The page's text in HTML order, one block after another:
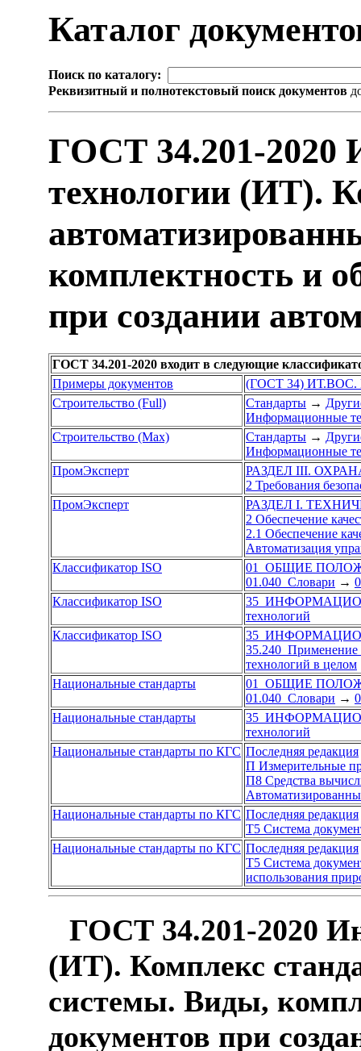
Каталог
Поиск по каталогу:
Реквизитный и полнотекстовый поиск документов
ГОСТ 34.201-2020
технологии (ИТ).
комплектность и
при создании
ГОСТ 34.201-2020 входит в следующие
Примеры документов
(ГОСТ 34) ИТ.ВОС.
Строительство (Full)
Стандарты →
Информационные
Строительство (Max)
Стандарты →
Информационные
ПромЭксперт
РАЗДЕЛ III.
2 Требования
ПромЭксперт
РАЗДЕЛ I.
2 Обеспечение
2.1 Обеспечение
Автоматизация
Классификатор ISO
01 ОБЩИЕ
01.040 Словари →
Классификатор ISO
35
технологий
Классификатор ISO
35
35.240 Применение
технологий в целом
Национальные стандарты
01 ОБЩИЕ
01.040 Словари →
Национальные стандарты
35
технологий
Национальные стандарты по КГС Последняя редакция
П Измерительные
П8 Средства
Национальные стандарты по КГС Последняя редакция
Т5 Система
Национальные стандарты по КГС Последняя редакция
Т5 Система
использования
ГОСТ 34.201-2020
(ИТ). Комплекс
системы. Виды,
документов при